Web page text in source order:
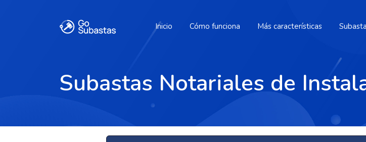
Inicio Cómo funciona Más características
Subastas Notariales de